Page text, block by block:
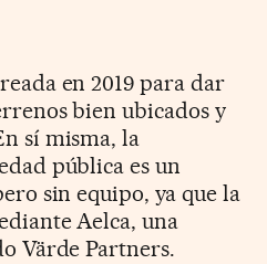
en 2019 para dar
bien ubicados y
sí misma, la
pública es un
sin equipo, ya que la
Aelca, una
Värde Partners.